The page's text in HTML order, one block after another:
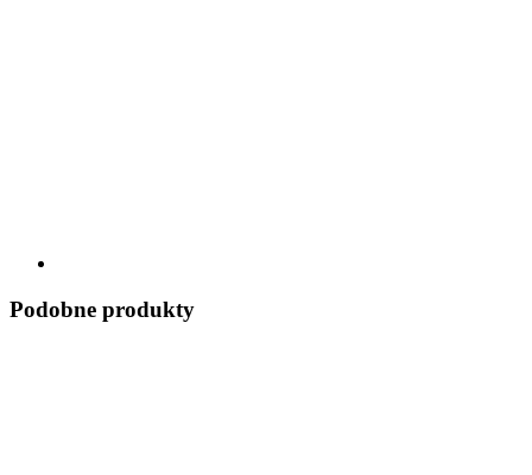
Podobne produkty